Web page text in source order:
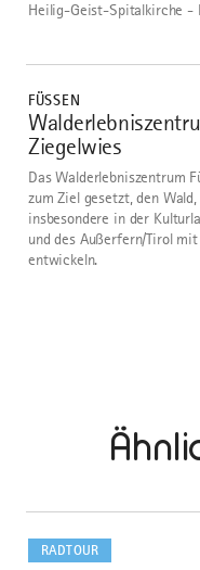
Heilig-Geist-Spitalkirche -
FÜSSEN
2
Ziegelwies
Das Walderlebniszentrum
zum Ziel gesetzt, den
insbesondere in der
und des Außerfern/Tirol
entwickeln.
dazu
RADTOUR
dazu